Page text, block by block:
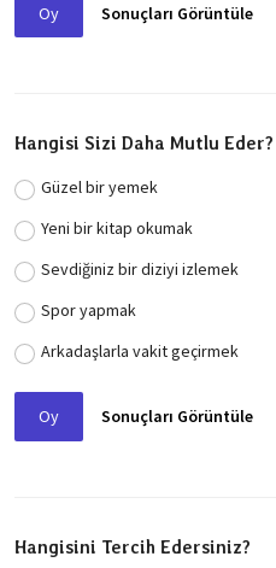
Oy Sonuçları Görüntüle
Hangisi Sizi Daha Mutlu Eder?
Güzel bir yemek
Yeni bir kitap okumak
Sevdiğiniz bir diziyi izlemek
Spor yapmak
Arkadaşlarla vakit geçirmek
Oy Sonuçları Görüntüle
Hangisini Tercih Edersiniz?